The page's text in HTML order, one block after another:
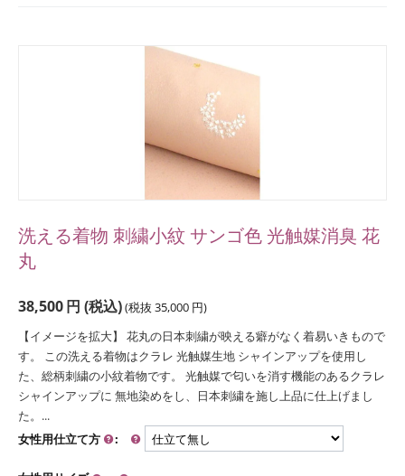
洗える着物 刺繍小紋 サンゴ色 光触媒消臭 花
丸
38,500円 (税込)(税抜 35,000 円)
【イメージを拡大】 花丸の日本刺繍が映える癖がなく着易いきもので
す。 この洗える着物はクラレ 光触媒生地 シャインアップを使用し
た、総柄刺繍の小紋着物です。 光触媒で匂いを消す機能のあるクラレ
シャインアップに 無地染めをし、日本刺繍を施し上品に仕上げまし
た。...
女性用仕立て方
: